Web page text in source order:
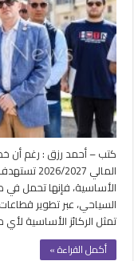
كتب – أحمد رزق : رغم أن
المالي
الأساسية، فإنها تحمل في
السياحي، عبر تطوير
تمثل الركائز الأساسية
أكمل القراءة »